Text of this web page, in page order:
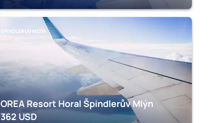
SPINDLERUV MLÝN
OREA Resort Horal Špindlerův Mlýn
362 USD